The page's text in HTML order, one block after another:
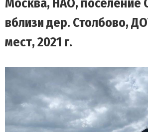
Москва, НАО, поселение
вблизи дер. Столбово,
мест, 2021 г.